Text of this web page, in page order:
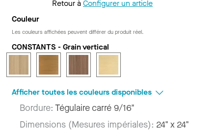
Retour àConfigurer un article
Couleur
Les couleurs affichées peuvent différer du produit réel.
CONSTANTS - Grain vertical
Afficher toutes les couleurs disponibles
Bordure: Tégulaire carré 9/16"
Dimensions (Mesures impériales): 24" x 24"